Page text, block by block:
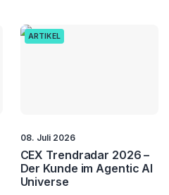
ARTIKEL
08. Juli 2026
CEX Trendradar 2026 –
Der Kunde im Agentic AI
Universe